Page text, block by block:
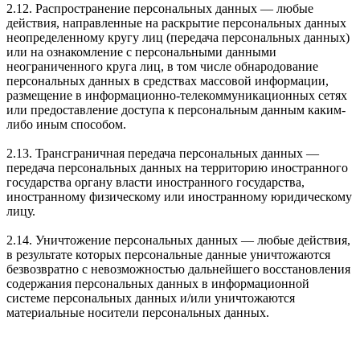
2.12. Распространение персональных данных — любые
действия, направленные на раскрытие персональных данных
неопределенному кругу лиц (передача персональных данных)
или на ознакомление с персональными данными
неограниченного круга лиц, в том числе обнародование
персональных данных в средствах массовой информации,
размещение в информационно-телекоммуникационных сетях
или предоставление доступа к персональным данным каким-
либо иным способом.
2.13. Трансграничная передача персональных данных —
передача персональных данных на территорию иностранного
государства органу власти иностранного государства,
иностранному физическому или иностранному юридическому
лицу.
2.14. Уничтожение персональных данных — любые действия,
в результате которых персональные данные уничтожаются
безвозвратно с невозможностью дальнейшего восстановления
содержания персональных данных в информационной
системе персональных данных и/или уничтожаются
материальные носители персональных данных.